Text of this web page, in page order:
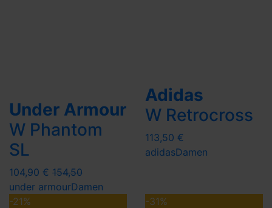
Under Armour
W Phantom
SL
104,90 € 154,50
under armourDamen
Adidas
W Retrocross
113,50 €
adidasDamen
-21% -31%